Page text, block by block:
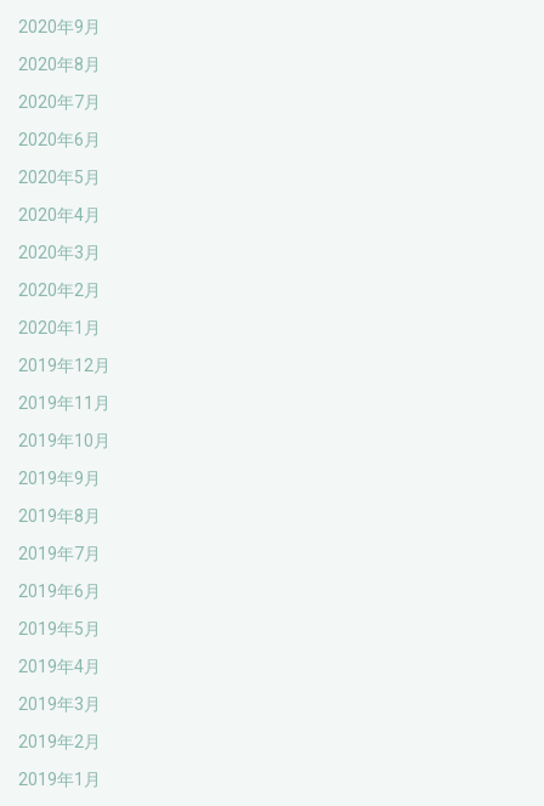
2020年9月
2020年8月
2020年7月
2020年6月
2020年5月
2020年4月
2020年3月
2020年2月
2020年1月
2019年12月
2019年11月
2019年10月
2019年9月
2019年8月
2019年7月
2019年6月
2019年5月
2019年4月
2019年3月
2019年2月
2019年1月